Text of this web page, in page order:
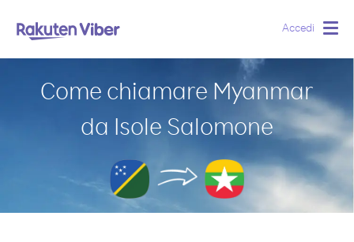
Accedi
Come chiamare Myanmar
da Isole Salomone